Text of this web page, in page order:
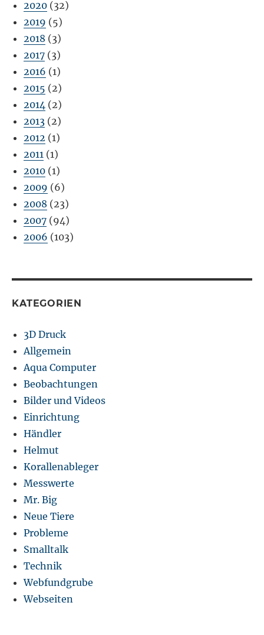
2020 (32)
2019 (5)
2018 (3)
2017 (3)
2016 (1)
2015 (2)
2014 (2)
2013 (2)
2012 (1)
2011 (1)
2010 (1)
2009 (6)
2008 (23)
2007 (94)
2006 (103)
KATEGORIEN
3D Druck
Allgemein
Aqua Computer
Beobachtungen
Bilder und Videos
Einrichtung
Händler
Helmut
Korallenableger
Messwerte
Mr. Big
Neue Tiere
Probleme
Smalltalk
Technik
Webfundgrube
Webseiten